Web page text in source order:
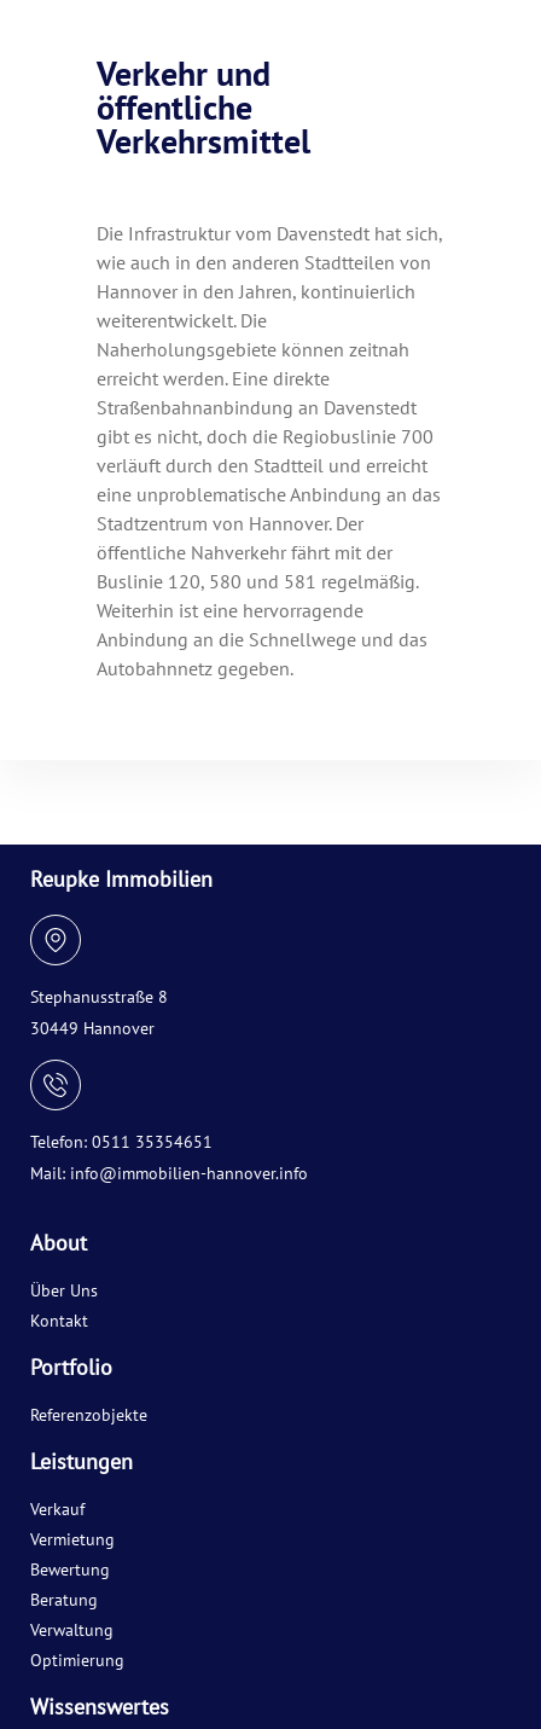
Verkehr und
öffentliche
Verkehrsmittel
Die Infrastruktur vom Davenstedt hat sich,
wie auch in den anderen Stadtteilen von
Hannover in den Jahren, kontinuierlich
weiterentwickelt. Die
Naherholungsgebiete können zeitnah
erreicht werden. Eine direkte
Straßenbahnanbindung an Davenstedt
gibt es nicht, doch die Regiobuslinie 700
verläuft durch den Stadtteil und erreicht
eine unproblematische Anbindung an das
Stadtzentrum von Hannover. Der
öffentliche Nahverkehr fährt mit der
Buslinie 120, 580 und 581 regelmäßig.
Weiterhin ist eine hervorragende
Anbindung an die Schnellwege und das
Autobahnnetz gegeben.
Reupke Immobilien
Stephanusstraße 8
30449 Hannover
Telefon: 0511 35354651
Mail: info@immobilien-hannover.info
About
Über Uns
Kontakt
Portfolio
Referenzobjekte
Leistungen
Verkauf
Vermietung
Bewertung
Beratung
Verwaltung
Optimierung
Wissenswertes